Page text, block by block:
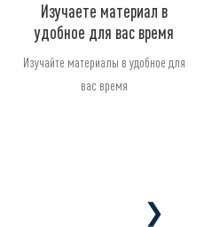
Изучаете материал в
удобное для вас время
Изучайте материалы в удобное для
вас время
❯